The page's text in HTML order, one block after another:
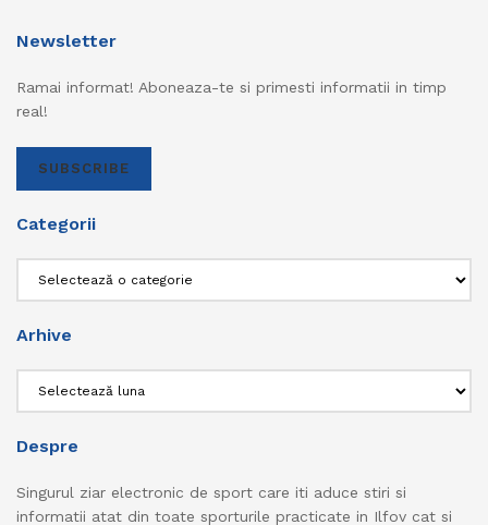
Newsletter
Ramai informat! Aboneaza-te si primesti informatii in timp
real!
SUBSCRIBE
Categorii
Arhive
Despre
Singurul ziar electronic de sport care iti aduce stiri si
informatii atat din toate sporturile practicate in Ilfov cat si